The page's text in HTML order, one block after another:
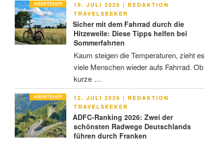
ABENTEUER
VERÖFFENTLICHT
AM
19. JULI 2026 | REDAKTION
TRAVELSEEKER
Sicher mit dem Fahrrad durch die
Hitzewelle: Diese Tipps helfen bei
Sommerfahrten
Kaum steigen die Temperaturen, zieht es
viele Menschen wieder aufs Fahrrad. Ob
kurze …
ABENTEUER
VERÖFFENTLICHT
AM
12. JULI 2026 | REDAKTION
TRAVELSEEKER
ADFC-Ranking 2026: Zwei der
schönsten Radwege Deutschlands
führen durch Franken